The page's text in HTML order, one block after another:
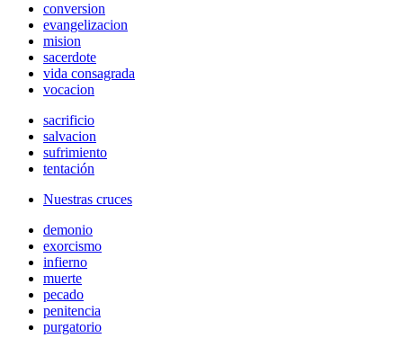
conversion
evangelizacion
mision
sacerdote
vida consagrada
vocacion
sacrificio
salvacion
sufrimiento
tentación
Nuestras cruces
demonio
exorcismo
infierno
muerte
pecado
penitencia
purgatorio